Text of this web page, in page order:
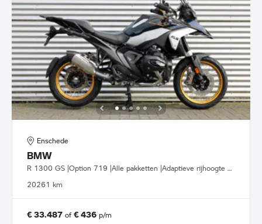
Enschede
BMW
R 1300 GS |Option 719 |Alle pakketten |Adaptieve rijhoogte hulp
20261 km
€ 33.487 of € 436 p/m